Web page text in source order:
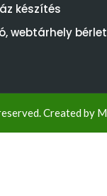
készítés
webtárhely bérlet
Created by